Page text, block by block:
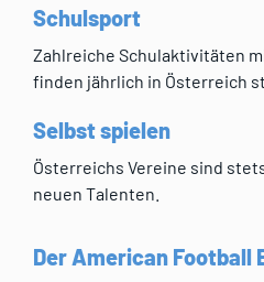
Schulsport
Zahlreiche Schulaktivitäten
finden jährlich in Österreich
Selbst spielen
Österreichs Vereine sind
neuen Talenten.
Der American Football